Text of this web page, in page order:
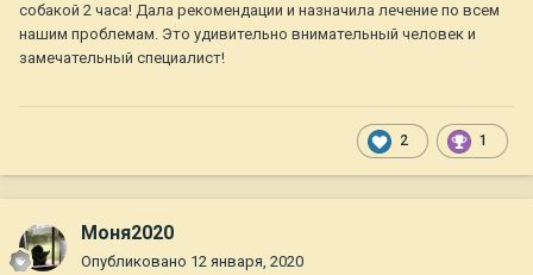
собакой 2 часа! Дала рекомендации и назначила лечение по всем
нашим проблемам. Это удивительно внимательный человек и
замечательный специалист!
2 1
Моня2020
Опубликовано 12 января, 2020